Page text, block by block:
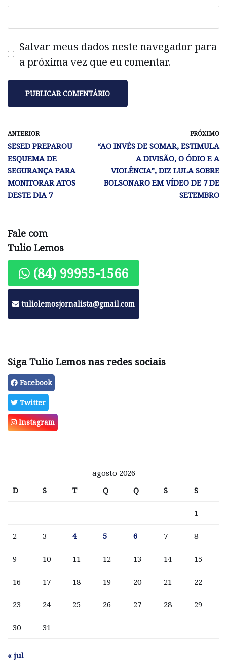
Salvar meus dados neste navegador para
a próxima vez que eu comentar.
ANTERIOR
SESED PREPAROU
ESQUEMA DE
SEGURANÇA PARA
MONITORAR ATOS
DESTE DIA 7
PRÓXIMO
“AO INVÉS DE SOMAR, ESTIMULA
A DIVISÃO, O ÓDIO E A
VIOLÊNCIA”, DIZ LULA SOBRE
BOLSONARO EM VÍDEO DE 7 DE
SETEMBRO
Fale com
Tulio Lemos
(84) 99955-1566
tuliolemosjornalista@gmail.com
Siga Tulio Lemos nas redes sociais
Facebook
Twitter
Instagram
agosto 2026
D
S T Q Q S S
1
2 3 4 5 6 7 8
9 10 11 12 13 14 15
16 17 18 19 20 21 22
23 24 25 26 27 28 29
30 31
« jul